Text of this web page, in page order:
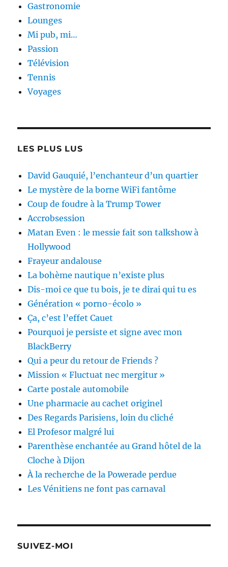
Gastronomie
Lounges
Mi pub, mi…
Passion
Télévision
Tennis
Voyages
LES PLUS LUS
David Gauquié, l’enchanteur d’un quartier
Le mystère de la borne WiFi fantôme
Coup de foudre à la Trump Tower
Accrobsession
Matan Even : le messie fait son talkshow à
Hollywood
Frayeur andalouse
La bohème nautique n’existe plus
Dis-moi ce que tu bois, je te dirai qui tu es
Génération « porno-écolo »
Ça, c’est l’effet Cauet
Pourquoi je persiste et signe avec mon
BlackBerry
Qui a peur du retour de Friends ?
Mission « Fluctuat nec mergitur »
Carte postale automobile
Une pharmacie au cachet originel
Des Regards Parisiens, loin du cliché
El Profesor malgré lui
Parenthèse enchantée au Grand hôtel de la
Cloche à Dijon
À la recherche de la Powerade perdue
Les Vénitiens ne font pas carnaval
SUIVEZ-MOI